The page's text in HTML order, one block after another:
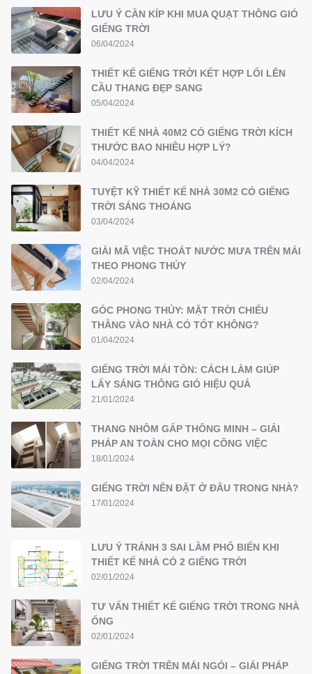
LƯU Ý CẦN KÍP KHI MUA QUẠT THÔNG GIÓ
GIẾNG TRỜI
06/04/2024
THIẾT KẾ GIẾNG TRỜI KẾT HỢP LỐI LÊN
CẦU THANG ĐẸP SANG
05/04/2024
THIẾT KẾ NHÀ 40M2 CÓ GIẾNG TRỜI KÍCH
THƯỚC BAO NHIÊU HỢP LÝ?
04/04/2024
TUYỆT KỸ THIẾT KẾ NHÀ 30M2 CÓ GIẾNG
TRỜI SÁNG THOÁNG
03/04/2024
GIẢI MÃ VIỆC THOÁT NƯỚC MƯA TRÊN MÁI
THEO PHONG THỦY
02/04/2024
GÓC PHONG THỦY: MẶT TRỜI CHIẾU
THẲNG VÀO NHÀ CÓ TỐT KHÔNG?
01/04/2024
GIẾNG TRỜI MÁI TÔN: CÁCH LÀM GIÚP
LẤY SÁNG THÔNG GIÓ HIỆU QUẢ
21/01/2024
THANG NHÔM GẤP THÔNG MINH – GIẢI
PHÁP AN TOÀN CHO MỌI CÔNG VIỆC
18/01/2024
GIẾNG TRỜI NÊN ĐẶT Ở ĐÂU TRONG NHÀ?
17/01/2024
LƯU Ý TRÁNH 3 SAI LẦM PHỔ BIẾN KHI
THIẾT KẾ NHÀ CÓ 2 GIẾNG TRỜI
02/01/2024
TƯ VẤN THIẾT KẾ GIẾNG TRỜI TRONG NHÀ
ỐNG
02/01/2024
GIẾNG TRỜI TRÊN MÁI NGÓI – GIẢI PHÁP